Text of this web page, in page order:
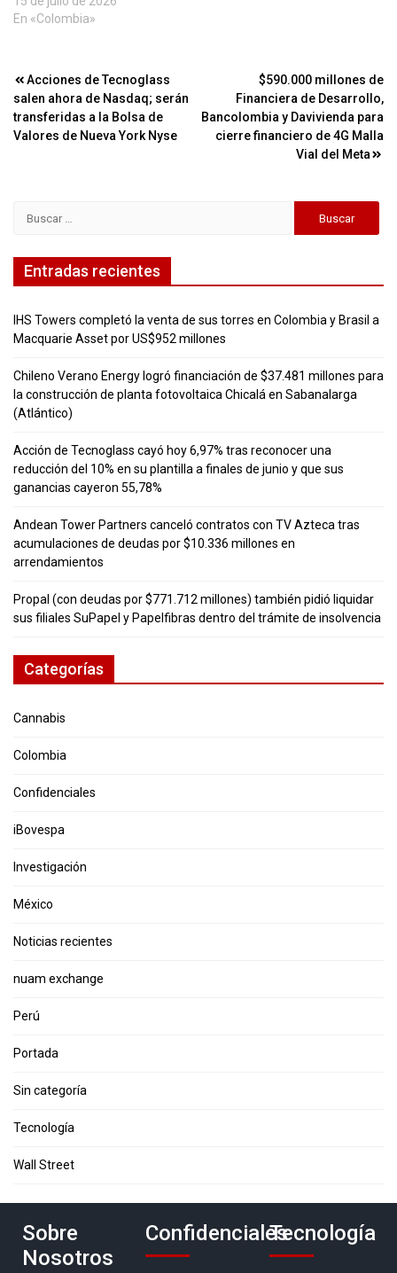
En «Colombia»
Navegación
de
entradas
Acciones de Tecnoglass
salen ahora de Nasdaq; serán
transferidas a la Bolsa de
Valores de Nueva York Nyse
$590.000 millones de
Financiera de Desarrollo,
Bancolombia y Davivienda para
cierre financiero de 4G Malla
Vial del Meta
Entradas recientes
IHS Towers completó la venta de sus torres en Colombia y Brasil a
Macquarie Asset por US$952 millones
Chileno Verano Energy logró financiación de $37.481 millones para
la construcción de planta fotovoltaica Chicalá en Sabanalarga
(Atlántico)
Acción de Tecnoglass cayó hoy 6,97% tras reconocer una
reducción del 10% en su plantilla a finales de junio y que sus
ganancias cayeron 55,78%
Andean Tower Partners canceló contratos con TV Azteca tras
acumulaciones de deudas por $10.336 millones en
arrendamientos
Propal (con deudas por $771.712 millones) también pidió liquidar
sus filiales SuPapel y Papelfibras dentro del trámite de insolvencia
Categorías
Cannabis
Colombia
Confidenciales
iBovespa
Investigación
México
Noticias recientes
nuam exchange
Perú
Portada
Sin categoría
Tecnología
Wall Street
Sobre
Nosotros
ConfidencialesTecnología